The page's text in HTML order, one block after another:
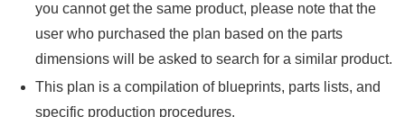
you cannot get the same product, please note that the
user who purchased the plan based on the parts
dimensions will be asked to search for a similar product.
This plan is a compilation of blueprints, parts lists, and
specific production procedures.